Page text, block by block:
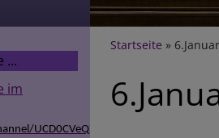
...
im
UCD0CVeQZSg9hODT9EIzv24Q
Startseite